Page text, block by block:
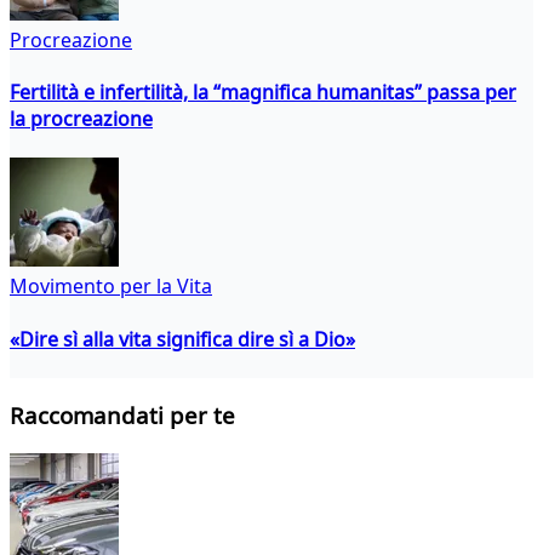
Procreazione
Fertilità e infertilità, la “magnifica humanitas” passa per
la procreazione
Movimento per la Vita
«Dire sì alla vita significa dire sì a Dio»
Raccomandati per te